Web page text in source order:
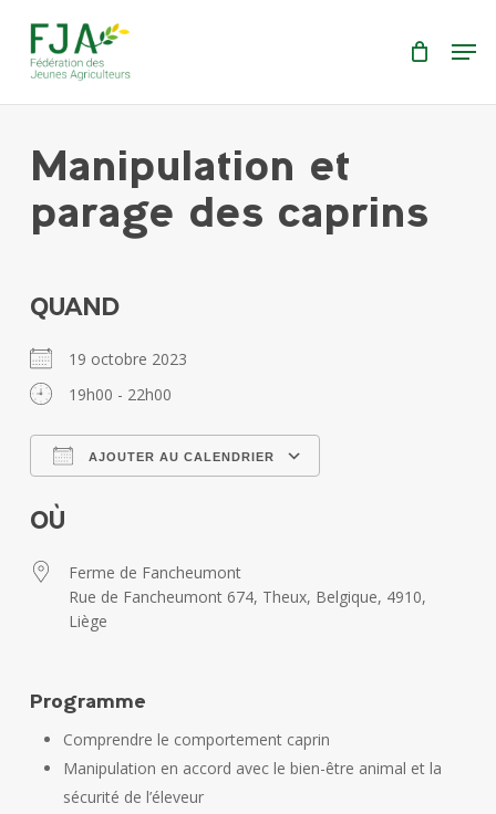
main
content
Manipulation et
parage des caprins
QUAND
19 octobre 2023
19h00 - 22h00
AJOUTER AU CALENDRIER
OÙ
Ferme de Fancheumont
Rue de Fancheumont 674, Theux, Belgique, 4910,
Liège
Programme
Comprendre le comportement caprin
Manipulation en accord avec le bien-être animal et la
sécurité de l’éleveur